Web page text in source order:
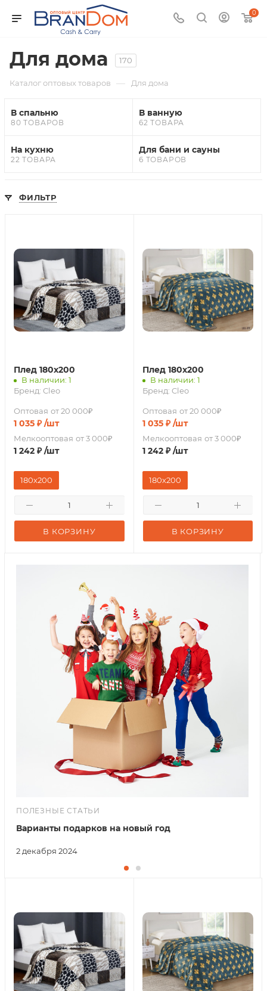
0
Для дома 170
Каталог оптовых товаров — Для дома
В спальню
80 ТОВАРОВ
В ванную
62 ТОВАРА
На кухню
22 ТОВАРА
Для бани и сауны
6 ТОВАРОВ
ФИЛЬТР
Плед 180х200
В наличии: 1
Бренд: Cleo
Оптовая от 20 000₽
1 035 ₽ /шт
Мелкооптовая от 3 000₽
1 242 ₽ /шт
В КОРЗИНУ
180х200
Плед 180х200
В наличии: 1
Бренд: Cleo
Оптовая от 20 000₽
1 035₽ /шт
Мелкооптовая от 3 000₽
1 242₽ /шт
В КОРЗИНУ
180х200
ПОЛЕЗНЫЕ СТАТЬИ
2 декабря 2024
Варианты подарков на новый год